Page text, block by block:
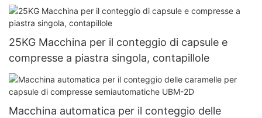
25KG Macchina per il conteggio di capsule e
compresse a piastra singola, contapillole
Macchina automatica per il conteggio delle